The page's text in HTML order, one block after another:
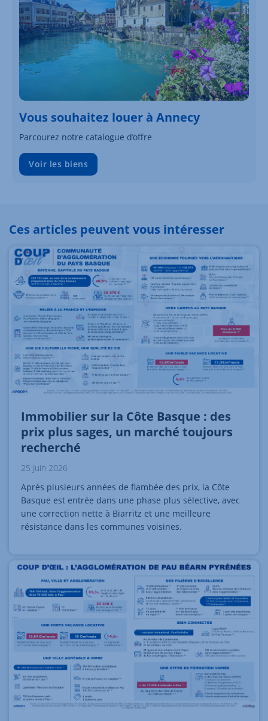
Vous souhaitez louer à Annecy
Parcourez notre catalogue d’offre
Voir les biens
Ces articles peuvent vous intéresser
Immobilier sur la Côte Basque : des
prix plus sages, un marché toujours
recherché
25 Juin 2026
Après plusieurs années de flambée des prix, la Côte
Basque est entrée dans une phase plus sélective, avec
une correction nette à Biarritz et une meilleure
résistance dans les communes voisines.